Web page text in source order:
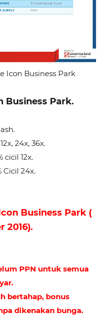
Icon Business Park
Business Park.
24x, 36x.
cicil 12x.
Cicil 24x.
Business Park (
2016).
PPN untuk semua
bertahap, bonus
dikenakan bunga.